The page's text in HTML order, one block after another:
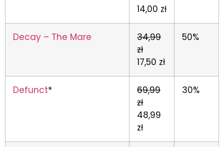
14,00 zł
Decay – The Mare
34,99
zł
17,50 zł
50%
Defunct*
69,99
zł
48,99
zł
30%